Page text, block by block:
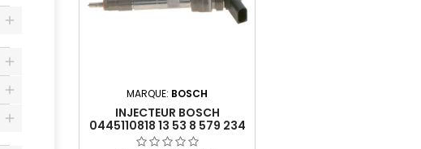
MARQUE: BOSCH
INJECTEUR BOSCH
0445110818 13 53 8 579 234
13538579234